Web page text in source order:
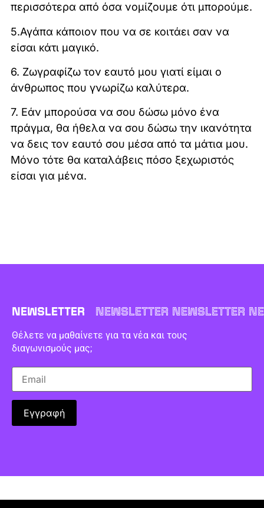
περισσότερα από όσα νομίζουμε ότι μπορούμε.
5.Αγάπα κάποιον που να σε κοιτάει σαν να
είσαι κάτι μαγικό.
6. Ζωγραφίζω τον εαυτό μου γιατί είμαι ο
άνθρωπος που γνωρίζω καλύτερα.
7. Εάν μπορούσα να σου δώσω μόνο ένα
πράγμα, θα ήθελα να σου δώσω την ικανότητα
να δεις τον εαυτό σου μέσα από τα μάτια μου.
Μόνο τότε θα καταλάβεις πόσο ξεχωριστός
είσαι για μένα.
NEWSLETTER NEWSLETTER NEWSLETTER
Θέλετε να μαθαίνετε για τα νέα και τους
διαγωνισμούς μας;